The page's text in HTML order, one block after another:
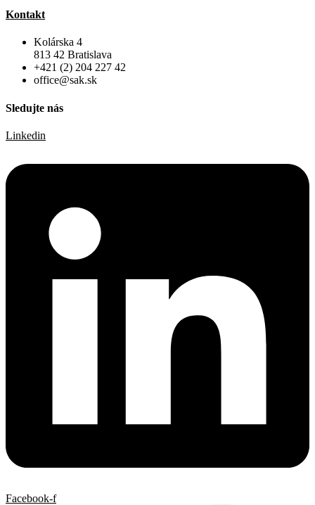
Kontakt
Kolárska 4
813 42 Bratislava
+421 (2) 204 227 42
office@sak.sk
Sledujte nás
Linkedin
Facebook-f